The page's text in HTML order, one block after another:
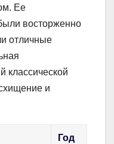
Ее
восторженно
отличные
классической
и
Год